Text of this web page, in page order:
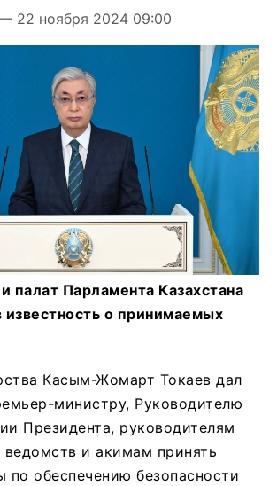
22 ноября 2024 09:00
палат Парламента Казахстана
известность о принимаемых
Касым-Жомарт Токаев дал
министру, Руководителю
Президента, руководителям
ведомств и акимам принять
по обеспечению безопасности